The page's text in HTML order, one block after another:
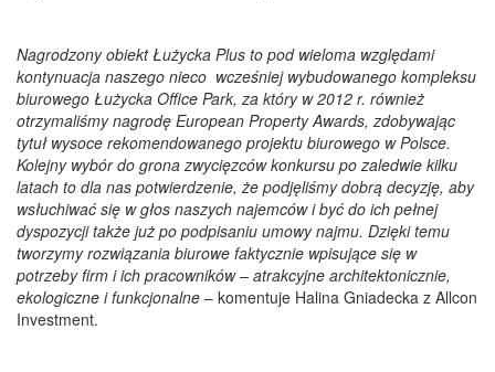
Nagrodzony obiekt Łużycka Plus to pod wieloma względami
kontynuacja naszego nieco wcześniej wybudowanego kompleksu
biurowego Łużycka Office Park, za który w 2012 r. również
otrzymaliśmy nagrodę European Property Awards, zdobywając
tytuł wysoce rekomendowanego projektu biurowego w Polsce.
Kolejny wybór do grona zwycięzców konkursu po zaledwie kilku
latach to dla nas potwierdzenie, że podjęliśmy dobrą decyzję, aby
wsłuchiwać się w głos naszych najemców i być do ich pełnej
dyspozycji także już po podpisaniu umowy najmu. Dzięki temu
tworzymy rozwiązania biurowe faktycznie wpisujące się w
potrzeby firm i ich pracowników – atrakcyjne architektonicznie,
ekologiczne i funkcjonalne – komentuje Halina Gniadecka z Allcon
Investment.